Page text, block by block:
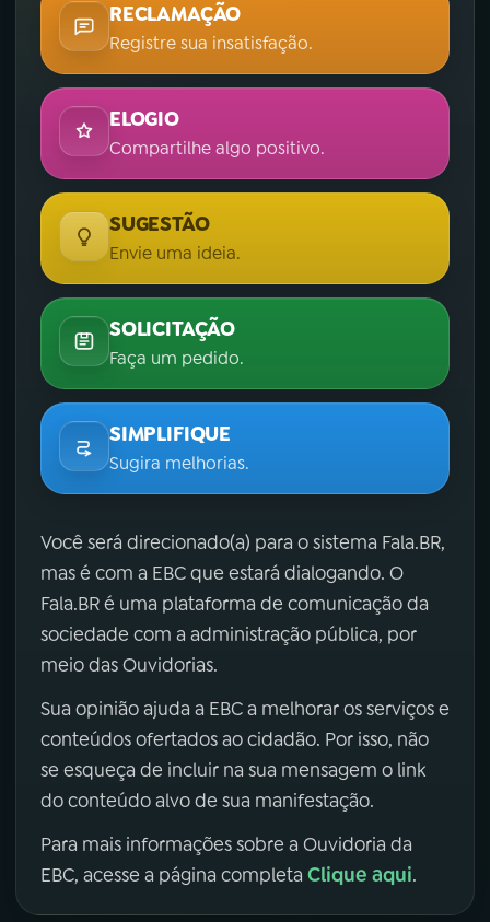
RECLAMAÇÃO
Registre sua insatisfação.
ELOGIO
Compartilhe algo positivo.
SUGESTÃO
Envie uma ideia.
SOLICITAÇÃO
Faça um pedido.
SIMPLIFIQUE
Sugira melhorias.
Você será direcionado(a) para o sistema Fala.BR,
mas é com a EBC que estará dialogando. O
Fala.BR é uma plataforma de comunicação da
sociedade com a administração pública, por
meio das Ouvidorias.
Sua opinião ajuda a EBC a melhorar os serviços e
conteúdos ofertados ao cidadão. Por isso, não
se esqueça de incluir na sua mensagem o link
do conteúdo alvo de sua manifestação.
Para mais informações sobre a Ouvidoria da
EBC, acesse a página completa Clique aqui.